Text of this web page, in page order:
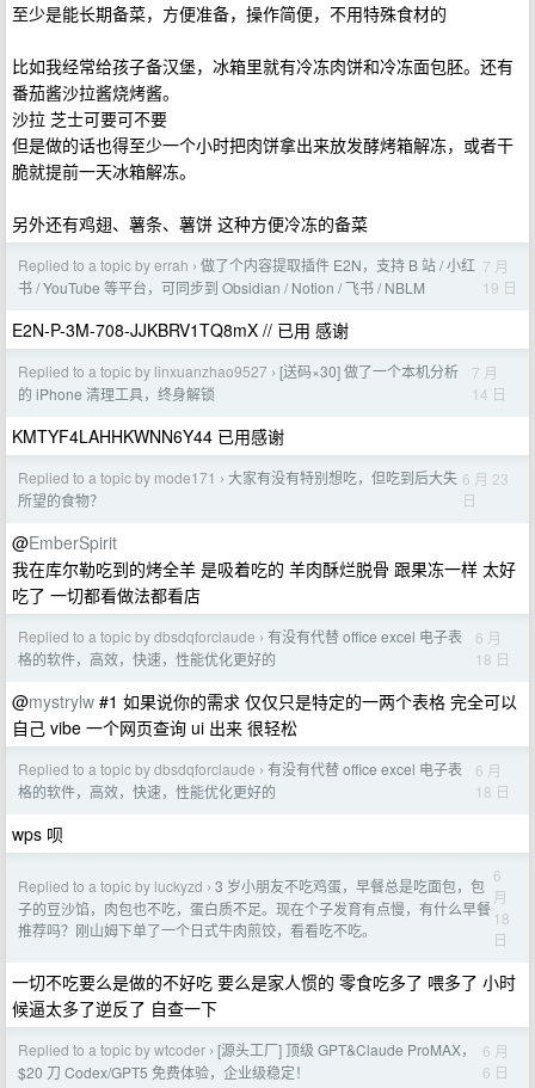
至少是能长期备菜，方便准备，操作简便，不用特殊食材的
比如我经常给孩子备汉堡，冰箱里就有冷冻肉饼和冷冻面包胚。还有
番茄酱沙拉酱烧烤酱。
沙拉 芝士可要可不要
但是做的话也得至少一个小时把肉饼拿出来放发酵烤箱解冻，或者干
脆就提前一天冰箱解冻。
另外还有鸡翅、薯条、薯饼 这种方便冷冻的备菜
Replied to a topic by errah › 做了个内容提取插件 E2N，支持 B 站 / 小红
书 / YouTube 等平台，可同步到 Obsidian / Notion / 飞书 / NBLM
7 月
19 日
E2N-P-3M-708-JJKBRV1TQ8mX // 已用 感谢
Replied to a topic by linxuanzhao9527 › [送码×30] 做了一个本机分析
的 iPhone 清理工具，终身解锁
7 月
14 日
KMTYF4LAHHKWNN6Y44 已用感谢
Replied to a topic by mode171 › 大家有没有特别想吃，但吃到后大失
所望的食物？
6 月 23
日
@EmberSpirit
我在库尔勒吃到的烤全羊 是吸着吃的 羊肉酥烂脱骨 跟果冻一样 太好
吃了 一切都看做法都看店
Replied to a topic by dbsdqforclaude › 有没有代替 office excel 电子表
格的软件，高效，快速，性能优化更好的
6 月
18 日
@mystrylw #1 如果说你的需求 仅仅只是特定的一两个表格 完全可以
自己 vibe 一个网页查询 ui 出来 很轻松
Replied to a topic by dbsdqforclaude › 有没有代替 office excel 电子表
格的软件，高效，快速，性能优化更好的
6 月
18 日
wps 呗
Replied to a topic by luckyzd › 3 岁小朋友不吃鸡蛋，早餐总是吃面包，包
子的豆沙馅，肉包也不吃，蛋白质不足。现在个子发育有点慢，有什么早餐
推荐吗？刚山姆下单了一个日式牛肉煎饺，看看吃不吃。
6
月
18
日
一切不吃要么是做的不好吃 要么是家人惯的 零食吃多了 喂多了 小时
候逼太多了逆反了 自查一下
Replied to a topic by wtcoder › [源头工厂] 顶级 GPT&Claude ProMAX，
$20 刀 Codex/GPT5 免费体验，企业级稳定！
6 月
6 日